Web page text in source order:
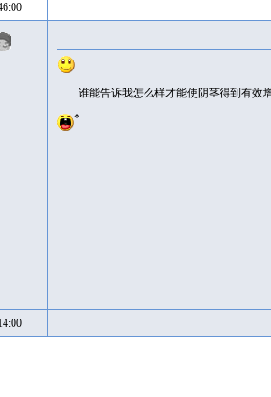
谁能告诉我怎么样才能使阴茎得到有效
*